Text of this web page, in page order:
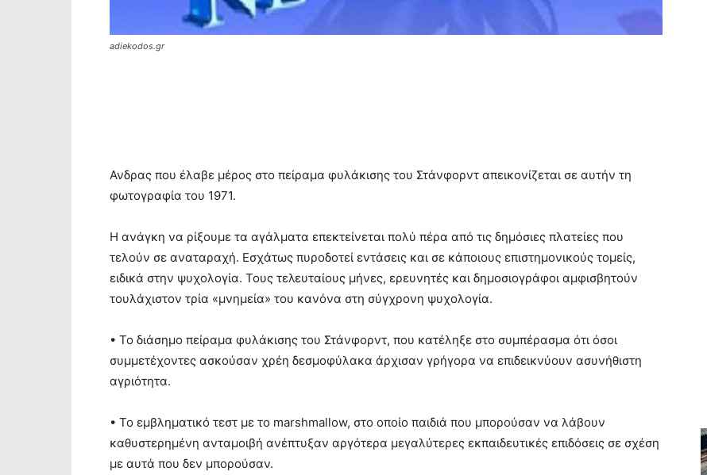
adiekodos.gr
Ανδρας που έλαβε μέρος στο πείραμα φυλάκισης του Στάνφορντ απεικονίζεται σε αυτήν τη
φωτογραφία του 1971.
Η ανάγκη να ρίξουμε τα αγάλματα επεκτείνεται πολύ πέρα από τις δημόσιες πλατείες που
τελούν σε αναταραχή. Εσχάτως πυροδοτεί εντάσεις και σε κάποιους επιστημονικούς τομείς,
ειδικά στην ψυχολογία. Τους τελευταίους μήνες, ερευνητές και δημοσιογράφοι αμφισβητούν
τουλάχιστον τρία «μνημεία» του κανόνα στη σύγχρονη ψυχολογία.
• Το διάσημο πείραμα φυλάκισης του Στάνφορντ, που κατέληξε στο συμπέρασμα ότι όσοι
συμμετέχοντες ασκούσαν χρέη δεσμοφύλακα άρχισαν γρήγορα να επιδεικνύουν ασυνήθιστη
αγριότητα.
• Το εμβληματικό τεστ με το marshmallow, στο οποίο παιδιά που μπορούσαν να λάβουν
καθυστερημένη ανταμοιβή ανέπτυξαν αργότερα μεγαλύτερες εκπαιδευτικές επιδόσεις σε σχέση
με αυτά που δεν μπορούσαν.